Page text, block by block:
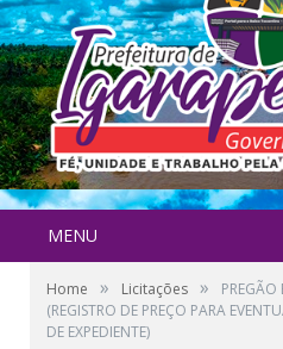
MENU
Home » Licitações »
PREGÃO
(REGISTRO DE PREÇO PARA
DE EXPEDIENTE)